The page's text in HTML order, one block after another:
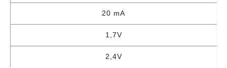
20 mA
1,7V
2,4V